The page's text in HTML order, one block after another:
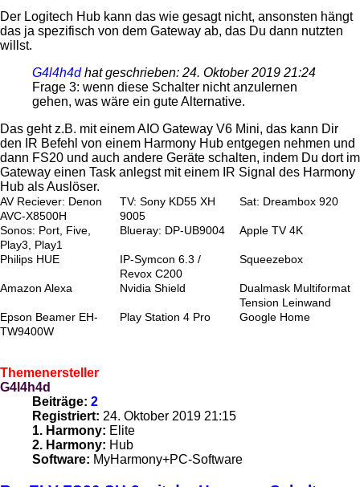
Der Logitech Hub kann das wie gesagt nicht, ansonsten hängt
das ja spezifisch von dem Gateway ab, das Du dann nutzten
willst.
G4l4h4dhat geschrieben: 24. Oktober 2019 21:24
Frage 3: wenn diese Schalter nicht anzulernen
gehen, was wäre ein gute Alternative.
Das geht z.B. mit einem AIO Gateway V6 Mini, das kann Dir
den IR Befehl von einem Harmony Hub entgegen nehmen und
dann FS20 und auch andere Geräte schalten, indem Du dort im
Gateway einen Task anlegst mit einem IR Signal des Harmony
Hub als Auslöser.
AV Reciever: Denon
AVC-X8500H
TV: Sony KD55 XH
9005
Sat: Dreambox 920
Sonos: Port, Five,
Play3, Play1
Blueray: DP-UB9004 Apple TV 4K
Philips HUE
IP-Symcon 6.3 /
Revox C200
Squeezebox
Amazon Alexa Nvidia Shield
Dualmask Multiformat
Tension Leinwand
Epson Beamer EH-
TW9400W
Play Station 4 Pro Google Home
Themenersteller
G4l4h4d
Beiträge: 2
Registriert: 24. Oktober 2019 21:15
1. Harmony: Elite
2. Harmony: Hub
Software: MyHarmony+PC-Software